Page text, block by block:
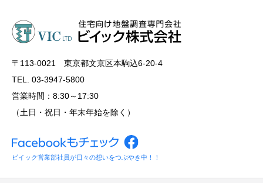
〒113‐0021 東京都文京区本駒込6-20-4
TEL. 03-3947-5800
営業時間：8:30～17:30
（土日・祝日・年末年始を除く）
ビイック営業部社員が日々の想いをつぶやき中！！